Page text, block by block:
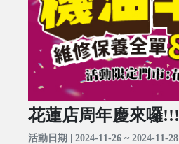
花蓮店周年慶來囉!!!
活動日期 | 2024-11-26 ~ 2024-11-28